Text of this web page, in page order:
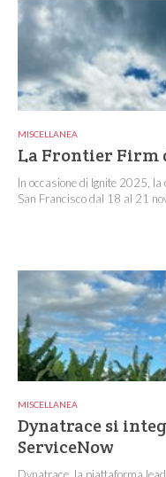
MISCELLANEA
La Frontier Firm
In occasione di Ignite 2025,
San Francisco dal 18 al 21
MISCELLANEA
Dynatrace si
ServiceNow